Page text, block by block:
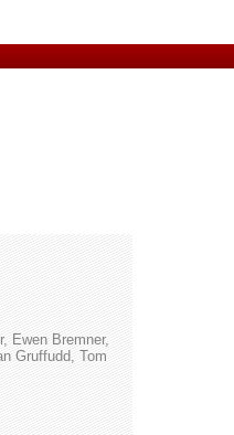
Ewen Bremner,
Gruffudd, Tom